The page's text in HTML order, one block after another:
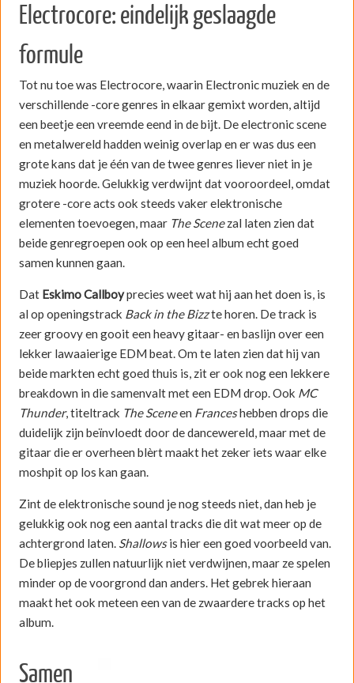
Electrocore: eindelijk geslaagde
formule
Tot nu toe was Electrocore, waarin Electronic muziek en de
verschillende -core genres in elkaar gemixt worden, altijd
een beetje een vreemde eend in de bijt. De electronic scene
en metalwereld hadden weinig overlap en er was dus een
grote kans dat je één van de twee genres liever niet in je
muziek hoorde. Gelukkig verdwijnt dat vooroordeel, omdat
grotere -core acts ook steeds vaker elektronische
elementen toevoegen, maar The Scenezal laten zien dat
beide genregroepen ook op een heel album echt goed
samen kunnen gaan.
Dat Eskimo Callboyprecies weet wat hij aan het doen is, is
al op openingstrack Back in the Bizzte horen. De track is
zeer groovy en gooit een heavy gitaar- en baslijn over een
lekker lawaaierige EDM beat. Om te laten zien dat hij van
beide markten echt goed thuis is, zit er ook nog een lekkere
breakdown in die samenvalt met een EDM drop. Ook MC
Thunder, titeltrack The Sceneen Franceshebben drops die
duidelijk zijn beïnvloedt door de dancewereld, maar met de
gitaar die er overheen blèrt maakt het zeker iets waar elke
moshpit op los kan gaan.
Zint de elektronische sound je nog steeds niet, dan heb je
gelukkig ook nog een aantal tracks die dit wat meer op de
achtergrond laten. Shallowsis hier een goed voorbeeld van.
De bliepjes zullen natuurlijk niet verdwijnen, maar ze spelen
minder op de voorgrond dan anders. Het gebrek hieraan
maakt het ook meteen een van de zwaardere tracks op het
album.
Samen